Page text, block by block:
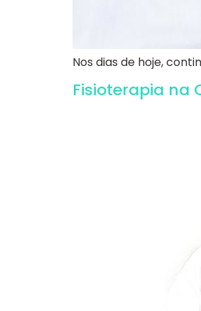
Nos dias de hoje,
Fisioterapia na